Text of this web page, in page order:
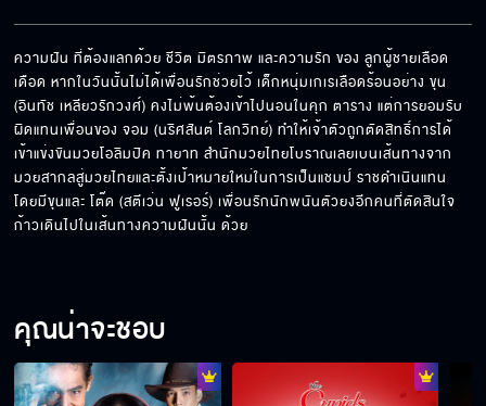
ลูกผู้ชายเลือดเดือด EP.10
ลูกผู้ชายเลือดเดือด EP.11
ความฝัน ที่ต้องแลกด้วย ชีวิต มิตรภาพ และความรัก ของ ลูกผู้ชายเลือด
เดือด หากในวันนั้นไม่ได้เพื่อนรักช่วยไว้ เด็กหนุ่มเกเรเลือดร้อนอย่าง ขุน
(อินทัช เหลียวรักวงศ์) คงไม่พ้นต้องเข้าไปนอนในคุก ตาราง แต่การยอมรับ
ผิดแทนเพื่อนของ จอม (นริศสันต์ โลกวิทย์) ทำให้เจ้าตัวถูกตัดสิทธิ์การได้
เข้าแข่งขันมวยโอลิมปิค ทายาท สำนักมวยไทยโบราณเลยเบนเส้นทางจาก
มวยสากลสู่มวยไทยและตั้งเป้าหมายใหม่ในการเป็นแชมป์ ราชดำเนินแทน
โดยมีขุนและ โต๊ด (สตีเว่น ฟูเรอร์) เพื่อนรักนักพนันตัวยงอีกคนที่ตัดสินใจ
ก้าวเดินไปในเส้นทางความฝันนั้น ด้วย
คุณน่าจะชอบ